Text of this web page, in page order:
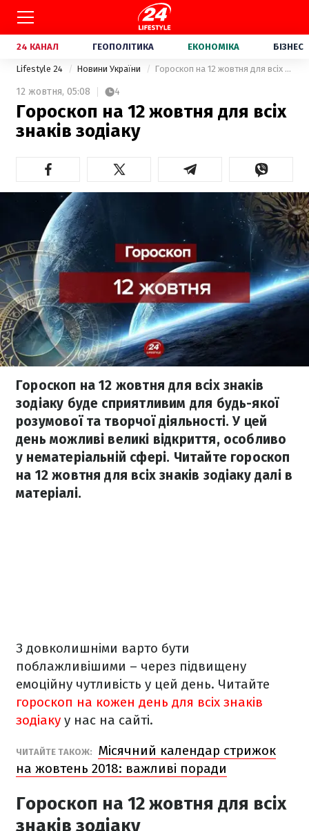
24 КАНАЛ ГЕОПОЛІТИКА ЕКОНОМІКА БІЗНЕС
Lifestyle 24 Новини України Гороскоп на 12 жовтня для всіх знаків зодіаку
12 жовтня, 05:08 4
Гороскоп на 12 жовтня для всіх
знаків зодіаку
Гороскоп на 12 жовтня для всіх знаків
зодіаку буде сприятливим для будь-якої
розумової та творчої діяльності. У цей
день можливі великі відкриття, особливо
у нематеріальній сфері. Читайте гороскоп
на 12 жовтня для всіх знаків зодіаку далі в
матеріалі.
З довколишніми варто бути
поблажливішими – через підвищену
емоційну чутливість у цей день. Читайте
гороскоп на кожен день для всіх знаків
зодіаку у нас на сайті.
ЧИТАЙТЕ ТАКОЖ:
Місячний календар стрижок
на жовтень 2018: важливі поради
Гороскоп на 12 жовтня для всіх
знаків зодіаку